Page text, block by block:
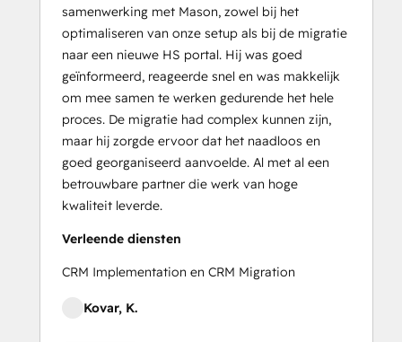
samenwerking met Mason, zowel bij het
optimaliseren van onze setup als bij de migratie
naar een nieuwe HS portal. Hij was goed
geïnformeerd, reageerde snel en was makkelijk
om mee samen te werken gedurende het hele
proces. De migratie had complex kunnen zijn,
maar hij zorgde ervoor dat het naadloos en
goed georganiseerd aanvoelde. Al met al een
betrouwbare partner die werk van hoge
kwaliteit leverde.
Verleende diensten
CRM Implementation en CRM Migration
Kovar, K.